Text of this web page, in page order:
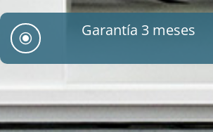
\ Garantía 3 meses